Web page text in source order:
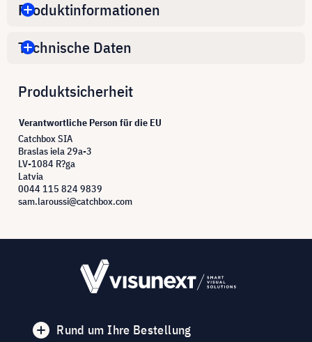
Produktinformationen
Technische Daten
Produktsicherheit
Verantwortliche Person für die EU
Catchbox SIA
Braslas iela 29a-3
LV-1084 R?ga
Latvia
0044 115 824 9839
sam.laroussi@catchbox.com
Rund um Ihre Bestellung